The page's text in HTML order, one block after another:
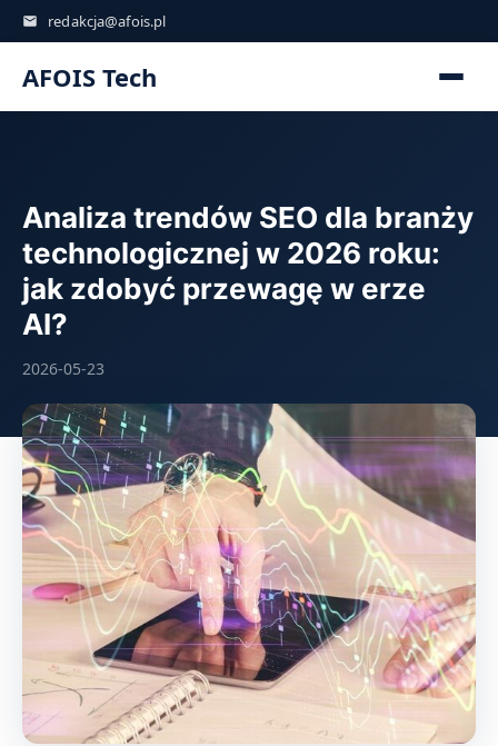
redakcja@afois.pl
AFOIS Tech
Analiza trendów SEO dla branży
technologicznej w 2026 roku:
jak zdobyć przewagę w erze
AI?
2026-05-23